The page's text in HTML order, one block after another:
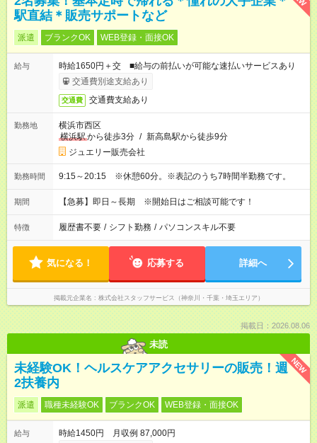
駅直結＊販売サポートなど
派遣 ブランクOK WEB登録・面接OK
給与
時給1650円＋交 ■給与の前払いが可能な速払いサービスあり
交通費別途支給あり
交通費 交通費支給あり
勤務地
横浜市西区
横浜駅から徒歩3分 / 新高島駅から徒歩9分
ジュエリー販売会社
勤務時間 9:15～20:15 ※休憩60分。※表記のうち7時間半勤務です。
期間 【急募】即日～長期 ※開始日はご相談可能です！
特徴 履歴書不要 / シフト勤務 / パソコンスキル不要
気になる！ 応募する 詳細へ
掲載元企業名 株式会社スタッフサービス（神奈川・千葉・埼玉エリア）
掲載日：2026.08.06
未読
NEW
未経験OK！ヘルスケアアクセサリーの販売！週
2扶養内
派遣 職種未経験OK ブランクOK WEB登録・面接OK
給与
時給1450円 月収例 87,000円